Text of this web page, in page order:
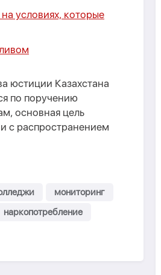
условиях, которые
юстиции Казахстана
по поручению
основная цель
с распространением
мониторинг
наркопотребление